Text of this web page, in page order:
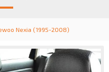
Nexia (1995-2008)